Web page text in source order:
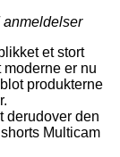
anmeldelser
et stort
er nu
produkterne
derudover den
Multicam